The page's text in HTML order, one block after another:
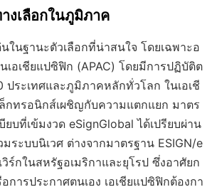
งเลือกในภูมิภาค
ในฐานะตัวเลือกที่น่าสนใจ โดยเฉพาะอ
เอเชียแปซิฟิก (APAC) โดยมีการปฏิบัติต
ประเทศและภูมิภาคหลักทั่วโลก ในเอเชี
กทรอนิกส์เผชิญกับความแตกแยก มาตร
บที่เข้มงวด eSignGlobal ได้เปรียบผ่าน
ระบบนิเวศ ต่างจากมาตรฐาน ESIGN/e
วิร์กในสหรัฐอเมริกาและยุโรป ซึ่งอาศัยก
การประกาศตนเอง เอเชียแปซิฟิกต้องกา